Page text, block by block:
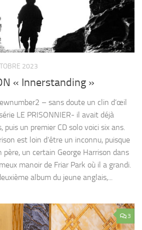
2023
« Innerstanding »
– sans doute un clin d’œil
LE PRISONNIER- il avait déjà
puis un premier CD solo voici six ans.
est loin d’être un inconnu, puisque
père, un certain George Harrison dans
manoir de Friar Park où il a grandi.
album du jeune anglais,...
3